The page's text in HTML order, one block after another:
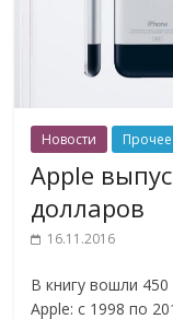
Новости Прочее
Apple
долларов
16.11.2016
В книгу вошли
Apple: с 1998 по